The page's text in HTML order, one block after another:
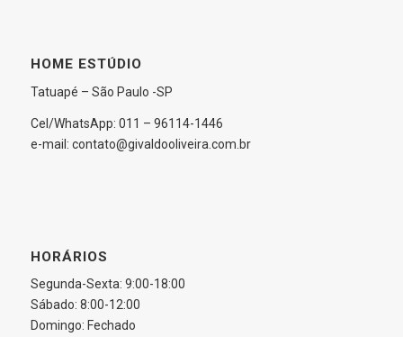
HOME ESTÚDIO
Tatuapé – São Paulo -SP
Cel/WhatsApp: 011 – 96114-1446
e-mail: contato@givaldooliveira.com.br
HORÁRIOS
Segunda-Sexta: 9:00-18:00
Sábado: 8:00-12:00
Domingo: Fechado